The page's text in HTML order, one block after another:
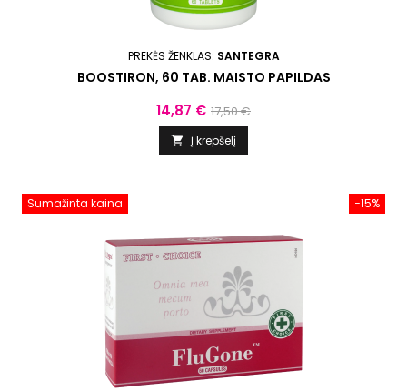
PREKĖS ŽENKLAS: SANTEGRA
BOOSTIRON, 60 TAB. MAISTO PAPILDAS
Kaina
14,87 € Bazinė
kaina
17,50 €
 Į krepšelį
−15%
Sumažinta kaina